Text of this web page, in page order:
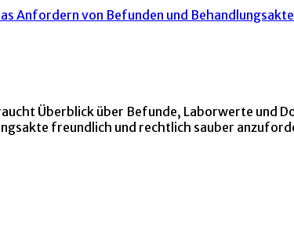
Überblick über Befunde, Laborwerte und
freundlich und rechtlich sauber